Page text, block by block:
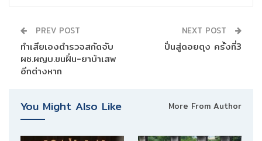
PREV POST
ทำเสียเองตำรวจสกัดจับ
ผช.ผญบ.ขนฝิ่น-ยาบ้าเสพ
อีกต่างหาก
NEXT POST
ปั่นสู่ดอยตุง ครั้งที่3
You Might Also Like More From Author